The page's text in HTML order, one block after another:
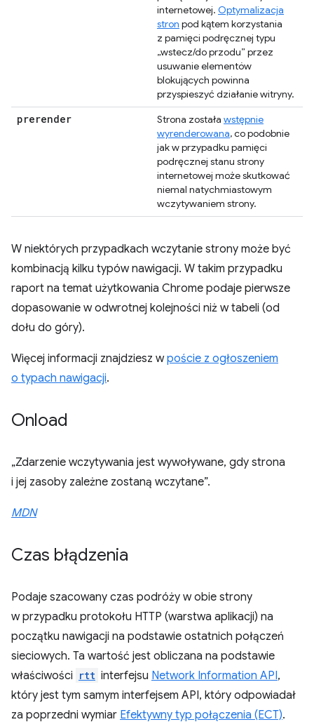
internetowej. Optymalizacja
stron pod kątem korzystania
z pamięci podręcznej typu
„wstecz/do przodu” przez
usuwanie elementów
blokujących powinna
przyspieszyć działanie witryny.
prerender Strona została wstępnie
wyrenderowana, co podobnie
jak w przypadku pamięci
podręcznej stanu strony
internetowej może skutkować
niemal natychmiastowym
wczytywaniem strony.
W niektórych przypadkach wczytanie strony może być
kombinacją kilku typów nawigacji. W takim przypadku
raport na temat użytkowania Chrome podaje pierwsze
dopasowanie w odwrotnej kolejności niż w tabeli (od
dołu do góry).
Więcej informacji znajdziesz wpoście z ogłoszeniem
o typach nawigacji.
Onload
„Zdarzenie wczytywania jest wywoływane, gdy strona
i jej zasoby zależne zostaną wczytane”.
MDN
Czas błądzenia
Podaje szacowany czas podróży w obie strony
w przypadku protokołu HTTP (warstwa aplikacji) na
początku nawigacji na podstawie ostatnich połączeń
sieciowych. Ta wartość jest obliczana na podstawie
właściwości rtt interfejsu Network Information API,
który jest tym samym interfejsem API, który odpowiadał
za poprzedni wymiar Efektywny typ połączenia (ECT).